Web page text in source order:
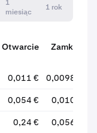
1
miesiąc
1 rok
Otwarcie Zamknij
0,011 € 0,0098 €
0,054 € 0,010 €
0,24 € 0,056 €